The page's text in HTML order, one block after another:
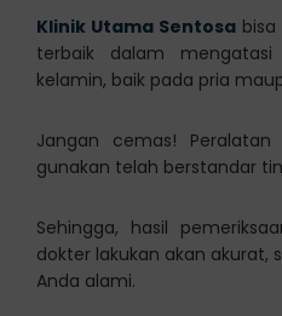
Klinik Utama Sentosa
terbaik dalam
kelamin, baik pada pria
Jangan cemas!
gunakan telah berstandar
Sehingga, hasil
dokter lakukan akan akurat,
Anda alami.